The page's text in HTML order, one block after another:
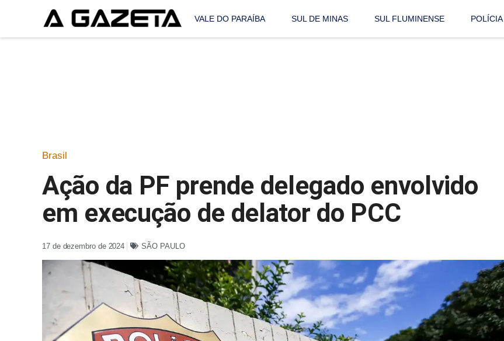
VALE DO PARAÍBA SUL DE MINAS SUL FLUMINENSE POLÍCIA
Brasil
Ação da PF prende delegado envolvido
em execução de delator do PCC
17 de dezembro de 2024 SÃO PAULO